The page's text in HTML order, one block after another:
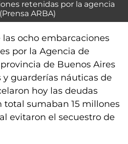
retenidas por la agencia
ARBA)
ocho embarcaciones
por la Agencia de
de Buenos Aires
y guarderías náuticas de
hoy las deudas
total sumaban 15 millones
evitaron el secuestro de